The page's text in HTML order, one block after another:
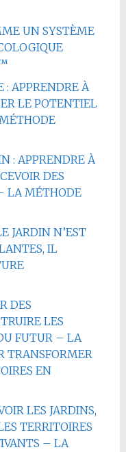
UN SYSTÈME
: APPRENDRE À
LE POTENTIEL
: APPRENDRE À
DES
LA MÉTHODE
JARDIN N’EST
IL
DES
LES
FUTUR – LA
TRANSFORMER
EN
LES JARDINS,
TERRITOIRES
– LA